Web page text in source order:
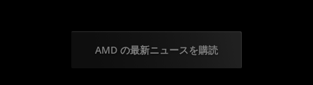
AMD の最新ニュースを購読